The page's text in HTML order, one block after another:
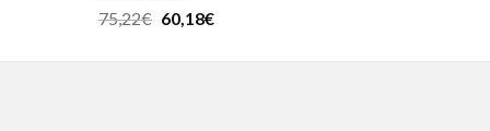
Valorado en
5.00
75,22€ 60,18€